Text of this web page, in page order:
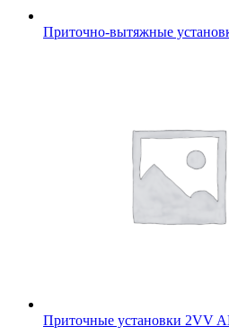
Приточно-вытяжные
Приточные установки 2VV